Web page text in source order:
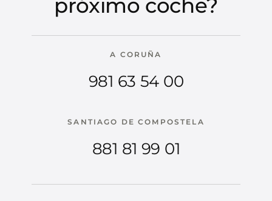
próximo coche?
A CORUÑA
981 63 54 00
SANTIAGO DE COMPOSTELA
881 81 99 01